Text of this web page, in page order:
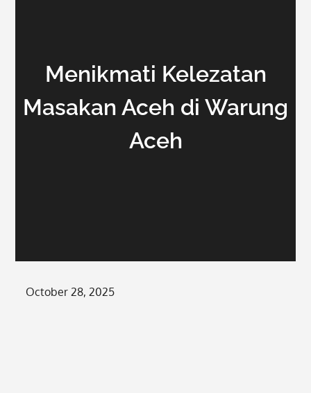
Menikmati Kelezatan
Masakan Aceh di Warung
Aceh
Posted
October 28, 2025